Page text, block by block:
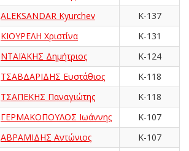
ALEKSANDAR Kyurchev
K-137
ΚΙΟΥΡΕΛΗ Χριστίνα
K-131
ΝΤΑΪΑΚΗΣ Δημήτριος
K-124
ΤΣΑΒΔΑΡΙΔΗΣ Ευστάθιος
K-118
ΤΣΑΠΕΚΗΣ Παναγιώτης
K-118
ΓΕΡΜΑΚΟΠΟΥΛΟΣ Ιωάννης
K-107
ΑΒΡΑΜΙΔΗΣ Αντώνιος
K-107